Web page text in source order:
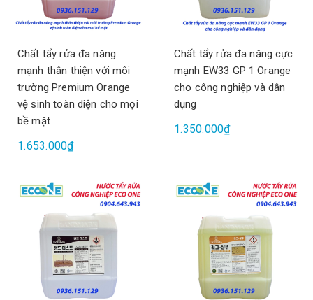
Chất tẩy rửa đa năng
mạnh thân thiện với môi
trường Premium Orange
vệ sinh toàn diện cho mọi
bề mặt
1.653.000₫
Chất tẩy rửa đa năng cực
mạnh EW33 GP 1 Orange
cho công nghiệp và dân
dụng
1.350.000₫